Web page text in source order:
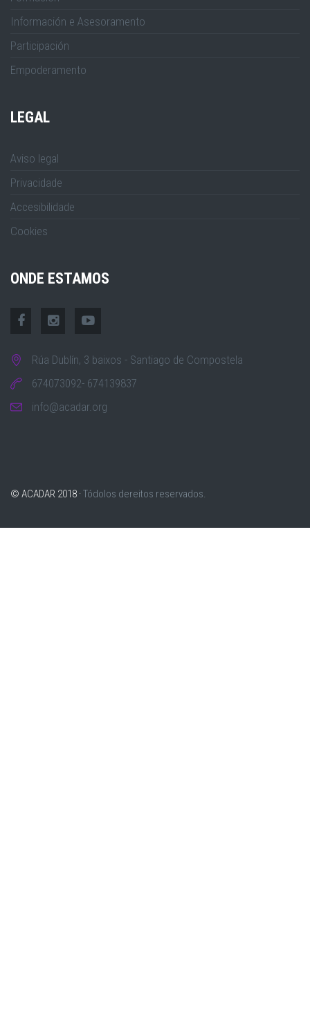
Información e Asesoramento
Participación
Empoderamento
LEGAL
Aviso legal
Privacidade
Accesibilidade
Cookies
ONDE ESTAMOS
Rúa Dublín, 3 baixos - Santiago de Compostela
674073092- 674139837
info@acadar.org
© ACADAR 2018 · Tódolos dereitos reservados.